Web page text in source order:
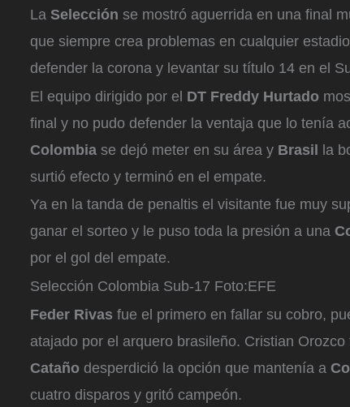
La Selección se mostró aguerrida en una final
que siempre crea problemas en cualquier
defender la corona y levantar su título 14 en el
El equipo dirigido por el DT Freddy Hurtado
final y no pudo defender la ventaja que lo tenía
Colombia se dejó meter en su área y Brasil la
surtió efecto y terminó en el empate.
Ya en la tanda de penaltis el visitante fue muy
ganar el sorteo y le puso toda la presión a una
por el gol del empate.
Selección Colombia Sub-17 Foto:EFE
Feder Rivas fue el primero en fallar su cobro,
atajado por el arquero brasileño. Cristian
Cataño desperdició la opción que mantenía a
cuatro disparos y gritó campeón.